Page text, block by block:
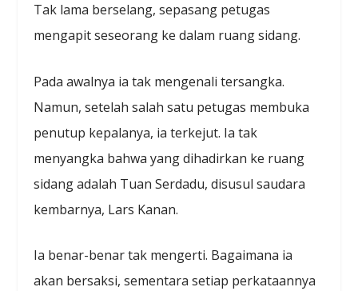
Tak lama berselang, sepasang petugas
mengapit seseorang ke dalam ruang sidang.
Pada awalnya ia tak mengenali tersangka.
Namun, setelah salah satu petugas membuka
penutup kepalanya, ia terkejut. Ia tak
menyangka bahwa yang dihadirkan ke ruang
sidang adalah Tuan Serdadu, disusul saudara
kembarnya, Lars Kanan.
Ia benar-benar tak mengerti. Bagaimana ia
akan bersaksi, sementara setiap perkataannya